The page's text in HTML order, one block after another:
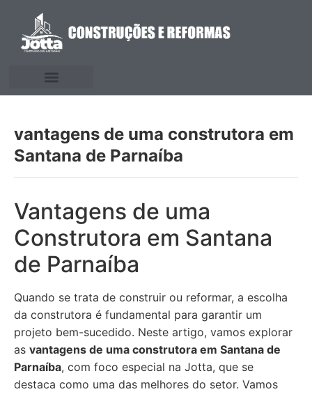
vantagens de uma construtora em
Santana de Parnaíba
Vantagens de uma
Construtora em Santana
de Parnaíba
Quando se trata de construir ou reformar, a escolha
da construtora é fundamental para garantir um
projeto bem-sucedido. Neste artigo, vamos explorar
as vantagens de uma construtora em Santana de
Parnaíba, com foco especial na Jotta, que se
destaca como uma das melhores do setor. Vamos